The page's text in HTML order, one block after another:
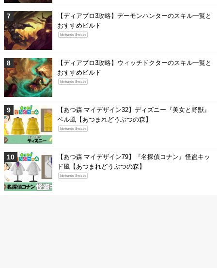
【ディアブロ3攻略】デーモンハンターのスキル一覧と
おすすめビルド
Nintendo Swicth
【ディアブロ3攻略】ウィッチドクターのスキル一覧と
おすすめビルド
Nintendo Swicth
【あつ森 マイデザイン32】ディズニー『美女と野獣』
ベル風【あつまれどうぶつの森】
Nintendo Swicth
【あつ森 マイデザイン79】『名探偵コナン』怪盗キッ
ド風【あつまれどうぶつの森】
Nintendo Swicth